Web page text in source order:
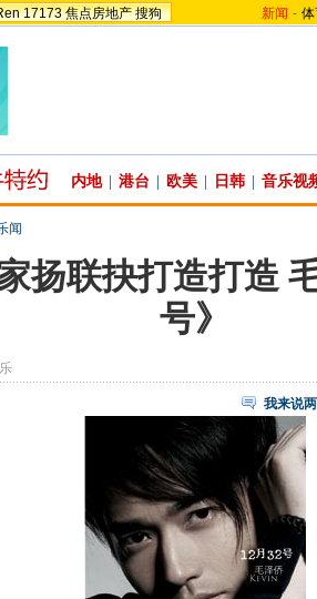
17173 焦点房地产 搜狗 新闻 -
内地 港台 欧美 日韩 音乐视
闻
扬联抉打造打造
号》
我来说